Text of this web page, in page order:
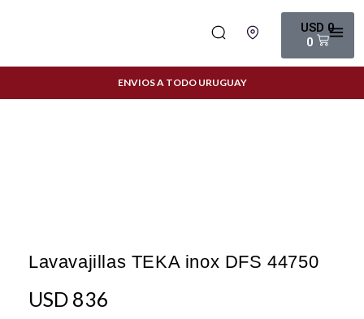
USD 0
0
ENVIOS A TODO URUGUAY
Lavavajillas TEKA inox DFS 44750
USD 836